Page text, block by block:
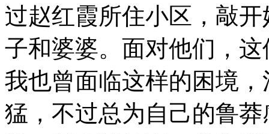
过赵红霞所住小区，敲
子和婆婆。面对他们，
我也曾面临这样的困境
猛，不过总为自己的鲁